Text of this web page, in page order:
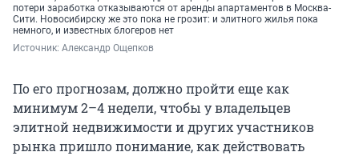
потери заработка отказываются от аренды апартаментов в Москва-
Сити. Новосибирску же это пока не грозит: и элитного жилья пока
немного, и известных блогеров нет
Источник: Александр Ощепков
По его прогнозам, должно пройти еще как
минимум 2–4 недели, чтобы у владельцев
элитной недвижимости и других участников
рынка пришло понимание, как действовать